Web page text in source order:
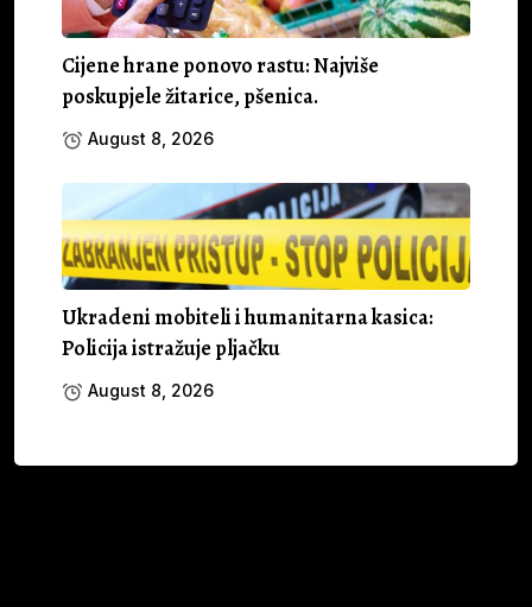
Cijene hrane ponovo rastu: Najviše
poskupjele žitarice, pšenica.
August 8, 2026
Ukradeni mobiteli i humanitarna kasica:
Policija istražuje pljačku
August 8, 2026